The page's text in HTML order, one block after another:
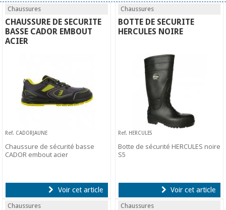
Chaussures
CHAUSSURE DE SECURITE
BASSE CADOR EMBOUT
ACIER
Ref. CADORJAUNE
Chaussure de sécurité basse
CADOR embout acier
Voir cet article
Chaussures
BOTTE DE SECURITE
HERCULES NOIRE
Ref. HERCULES
Botte de sécurité HERCULES noire
S5
Voir cet article
Chaussures Chaussures